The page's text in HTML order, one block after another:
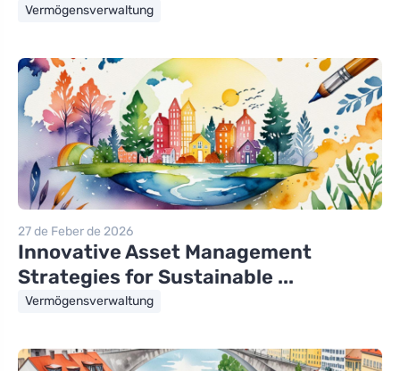
Vermögensverwaltung
27 de Feber de 2026
Innovative Asset Management
Strategies for Sustainable ...
Vermögensverwaltung